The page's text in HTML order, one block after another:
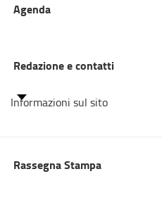
Agenda
Redazione e contatti
Informazioni sul sito
Rassegna Stampa